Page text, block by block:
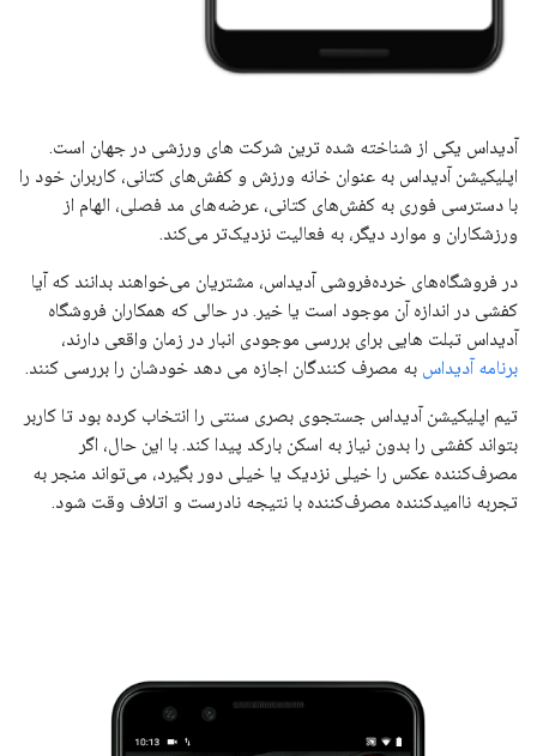
آدیداس یکی از شناخته شده ترین شرکت های ورزشی در جهان است.
اپلیکیشن آدیداس به عنوان خانه ورزش و کفش‌های کتانی، کاربران خود را
با دسترسی فوری به کفش‌های کتانی، عرضه‌های مد فصلی، الهام از
ورزشکاران و موارد دیگر، به فعالیت نزدیک‌تر می‌کند.
در فروشگاه‌های خرده‌فروشی آدیداس، مشتریان می‌خواهند بدانند که آیا
کفشی در اندازه آن موجود است یا خیر. در حالی که همکاران فروشگاه
آدیداس تبلت هایی برای بررسی موجودی انبار در زمان واقعی دارند،
برنامه آدیداس به مصرف کنندگان اجازه می دهد خودشان را بررسی کنند.
تیم اپلیکیشن آدیداس جستجوی بصری سنتی را انتخاب کرده بود تا کاربر
بتواند کفشی را بدون نیاز به اسکن بارکد پیدا کند. با این حال، اگر
مصرف‌کننده عکس را خیلی نزدیک یا خیلی دور بگیرد، می‌تواند منجر به
تجربه ناامیدکننده مصرف‌کننده با نتیجه نادرست و اتلاف وقت شود.